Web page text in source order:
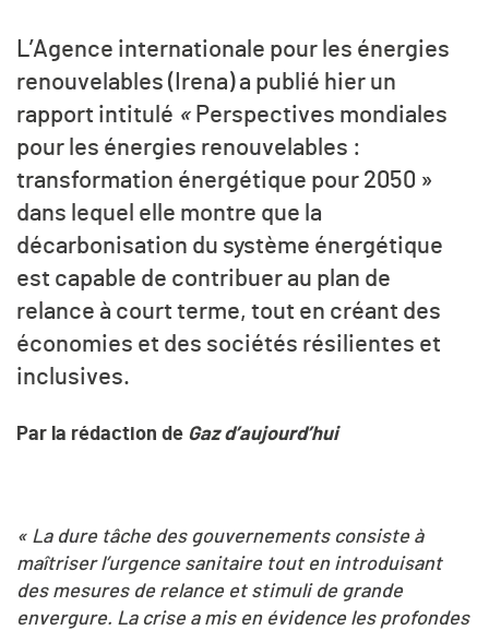
L’Agence internationale pour les énergies
renouvelables (Irena) a publié hier un
rapport intitulé « Perspectives mondiales
pour les énergies renouvelables :
transformation énergétique pour 2050 »
dans lequel elle montre que la
décarbonisation du système énergétique
est capable de contribuer au plan de
relance à court terme, tout en créant des
économies et des sociétés résilientes et
inclusives.
Par la rédaction de Gaz d’aujourd’hui
« La dure tâche des gouvernements consiste à
maîtriser l’urgence sanitaire tout en introduisant
des mesures de relance et stimuli de grande
envergure. La crise a mis en évidence les profondes